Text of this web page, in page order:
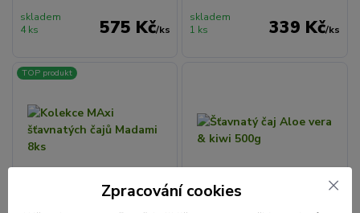
575 Kč/ks
skladem
4 ks
339 Kč/ks
skladem
1 ks
TOP produkt
Kolekce MAxi šťavnatých čajů
Madami 8ks
Šťavnatý čaj Aloe vera & kiwi
Zpracování cookies